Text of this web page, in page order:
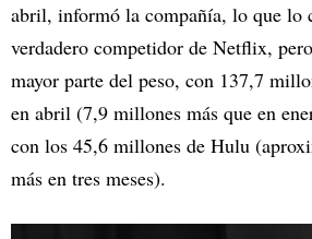
abril, informó la compañía, lo que lo
verdadero competidor de Netflix,
mayor parte del peso, con 137,7
en abril (7,9 millones más que en
con los 45,6 millones de Hulu
más en tres meses).